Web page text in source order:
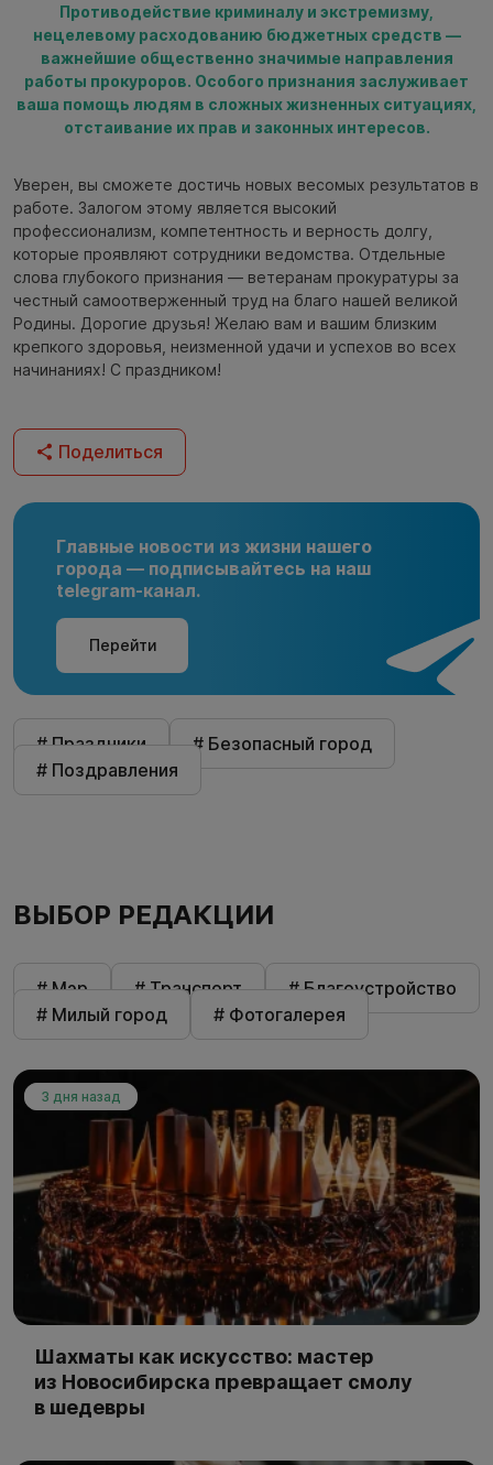
Противодействие криминалу и экстремизму,
нецелевому расходованию бюджетных средств —
важнейшие общественно значимые направления
работы прокуроров. Особого признания заслуживает
ваша помощь людям в сложных жизненных ситуациях,
отстаивание их прав и законных интересов.
Уверен, вы сможете достичь новых весомых результатов в
работе. Залогом этому является высокий
профессионализм, компетентность и верность долгу,
которые проявляют сотрудники ведомства. Отдельные
слова глубокого признания — ветеранам прокуратуры за
честный самоотверженный труд на благо нашей великой
Родины. Дорогие друзья! Желаю вам и вашим близким
крепкого здоровья, неизменной удачи и успехов во всех
начинаниях! С праздником!
Поделиться
Главные новости из жизни нашего
города — подписывайтесь на наш
telegram-канал.
Перейти
# Праздники
# Безопасный город
# Поздравления
ВЫБОР РЕДАКЦИИ
# Мэр # Транспорт
# Благоустройство
# Милый город
# Фотогалерея
3 дня назад
Шахматы как искусство: мастер
из Новосибирска превращает смолу
в шедевры